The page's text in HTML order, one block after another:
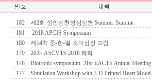
182 제2회 성인선천성심장병 Summer Summit
181
2018 APCIS Symposium
180
제14차 중-한-일 소아심장 포럼
179
26차 ASCVTS 2018 학회
178
Biotronic symposium, 31st EACTS Annual Meeting
177
Simulation Workshop with 3-D Printed Heart Model